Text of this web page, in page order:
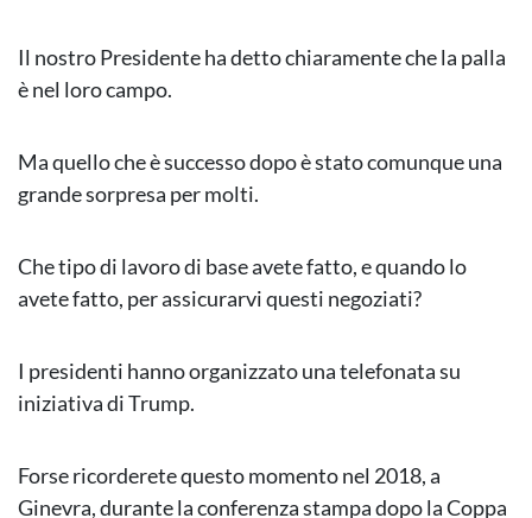
Il nostro Presidente ha detto chiaramente che la palla
è nel loro campo.
Ma quello che è successo dopo è stato comunque una
grande sorpresa per molti.
Che tipo di lavoro di base avete fatto, e quando lo
avete fatto, per assicurarvi questi negoziati?
I presidenti hanno organizzato una telefonata su
iniziativa di Trump.
Forse ricorderete questo momento nel 2018, a
Ginevra, durante la conferenza stampa dopo la Coppa